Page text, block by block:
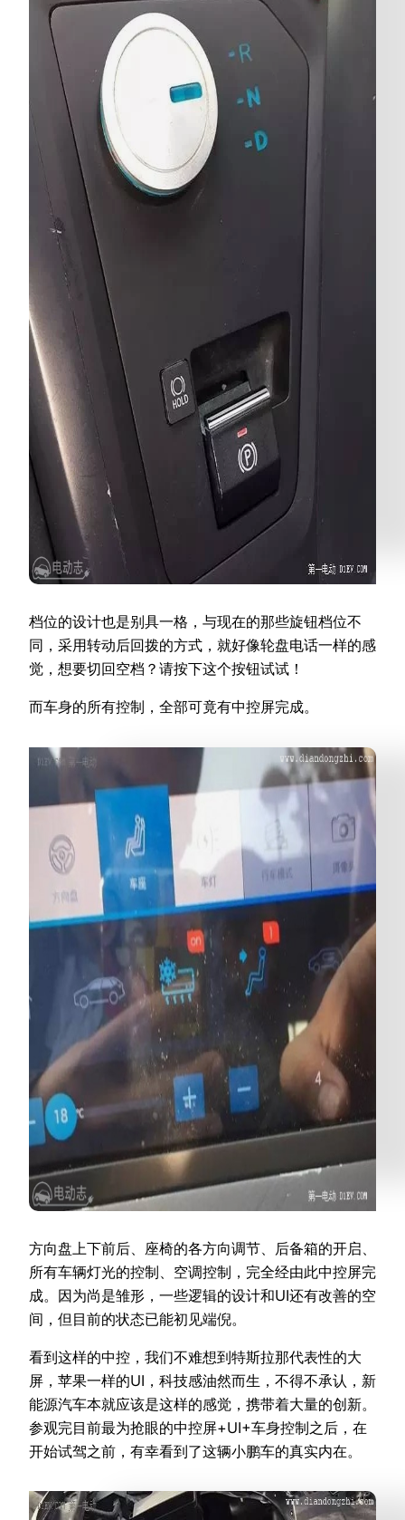
档位的设计也是别具一格，与现在的那些旋钮档位不
同，采用转动后回拨的方式，就好像轮盘电话一样的感
觉，想要切回空档？请按下这个按钮试试！
而车身的所有控制，全部可竟有中控屏完成。
方向盘上下前后、座椅的各方向调节、后备箱的开启、
所有车辆灯光的控制、空调控制，完全经由此中控屏完
成。因为尚是雏形，一些逻辑的设计和UI还有改善的空
间，但目前的状态已能初见端倪。
看到这样的中控，我们不难想到特斯拉那代表性的大
屏，苹果一样的UI，科技感油然而生，不得不承认，新
能源汽车本就应该是这样的感觉，携带着大量的创新。
参观完目前最为抢眼的中控屏+UI+车身控制之后，在
开始试驾之前，有幸看到了这辆小鹏车的真实内在。